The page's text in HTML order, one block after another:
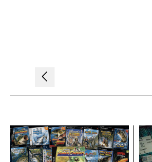
Navigation
de